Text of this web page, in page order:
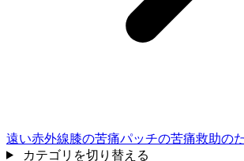
遠い赤外線膝の苦痛パッチの苦痛救助の
カテゴリを切り替える